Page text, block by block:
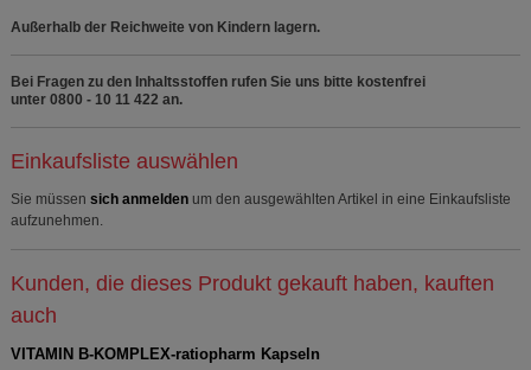
Außerhalb der Reichweite von Kindern lagern.
Bei Fragen zu den Inhaltsstoffen rufen Sie uns bitte kostenfrei
unter 0800 - 10 11 422 an.
Einkaufsliste auswählen
Sie müssen sich anmelden um den ausgewählten Artikel in eine Einkaufsliste
aufzunehmen.
Kunden, die dieses Produkt gekauft haben, kauften
auch
VITAMIN B-KOMPLEX-ratiopharm Kapseln